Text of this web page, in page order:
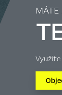
MÁTE